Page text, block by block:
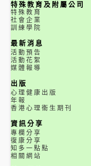
特殊教育及附屬公司
特殊教育
社會企業
訓練學院
最新消息
活動預告
活動花絮
媒體報導
出版
心理健康出版
年報
香港心理衞生期刊
資訊分享
專欄分享
復康分享
知多一點點
相關網站